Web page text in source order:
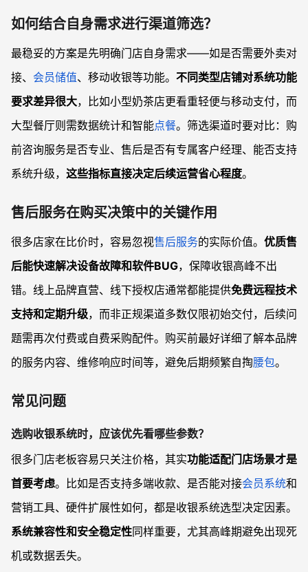
如何结合自身需求进行渠道筛选？
最稳妥的方案是先明确门店自身需求——如是否需要外卖对
接、 会员储值、移动收银等功能。 不同类型店铺对系统功能
要求差异很大，比如小型奶茶店更看重轻便与移动支付，而
大型餐厅则需数据统计和智能点餐。筛选渠道时要对比：购
前咨询服务是否专业、售后是否有专属客户经理、能否支持
系统升级， 这些指标直接决定后续运营省心程度。
售后服务在购买决策中的关键作用
很多店家在比价时，容易忽视售后服务的实际价值。 优质售
后能快速解决设备故障和软件BUG，保障收银高峰不出
错。线上品牌直营、线下授权店通常都能提供免费远程技术
支持和定期升级，而非正规渠道多数仅限初始交付，后续问
题需再次付费或自费采购配件。购买前最好详细了解本品牌
的服务内容、维修响应时间等，避免后期频繁自掏腰包。
常见问题
选购收银系统时，应该优先看哪些参数？
很多门店老板容易只关注价格，其实功能适配门店场景才是
首要考虑。比如是否支持多端收款、是否能对接会员系统和
营销工具、硬件扩展性如何，都是收银系统选型决定因素。
系统兼容性和安全稳定性同样重要，尤其高峰期避免出现死
机或数据丢失。